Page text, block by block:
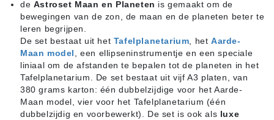
de Astroset Maan en Planeten is gemaakt om de
bewegingen van de zon, de maan en de planeten beter te
leren begrijpen.
De set bestaat uit het Tafelplanetarium , hetAarde-
Maan model
, een ellipseninstrumentje en een speciale
liniaal om de afstanden te bepalen tot de planeten in het
Tafelplanetarium. De set bestaat uit vijf A3 platen, van
380 grams karton: één dubbelzijdige voor het Aarde-
Maan model, vier voor het Tafelplanetarium (één
dubbelzijdig en voorbewerkt). De set is ook als luxe